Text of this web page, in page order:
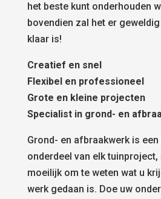
het beste kunt onderhouden
bovendien zal het er
klaar is!
Creatief en snel
Flexibel en professioneel
Grote en kleine projecten
Specialist in grond- en
Grond- en afbraakwerk is
onderdeel van elk tuinproject,
moeilijk om te weten wat u
werk gedaan is. Doe uw